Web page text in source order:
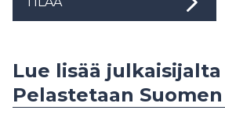
Lue lisää julkaisijalta
Pelastetaan